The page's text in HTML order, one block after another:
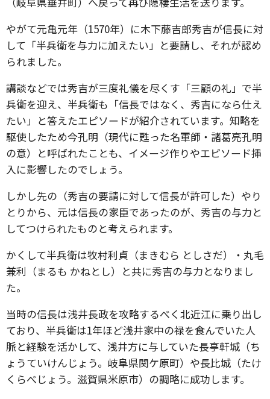
やがて元亀元年（1570年）に木下藤吉郎秀吉が信長に対
して「半兵衛を与力に加えたい」と要請し、それが認め
られました。
講談などでは秀吉が三度礼儀を尽くす「三顧の礼」で半
兵衛を迎え、半兵衛も「信長ではなく、秀吉になら仕え
たい」と答えたエピソードが紹介されています。知略を
駆使したため今孔明（現代に甦った名軍師・諸葛亮孔明
の意）と呼ばれたことも、イメージ作りやエピソード挿
入に影響したのでしょう。
しかし先の（秀吉の要請に対して信長が許可した）やり
とりから、元は信長の家臣であったのが、秀吉の与力と
してつけられたものと考えられます。
かくして半兵衛は牧村利貞（まきむら としさだ）・丸毛
兼利（まるも かねとし）と共に秀吉の与力となりまし
た。
当時の信長は浅井長政を攻略するべく北近江に乗り出し
ており、半兵衛は1年ほど浅井家中の禄を食んでいた人
脈と経験を活かして、浅井方に与していた長亭軒城（ち
ょうていけんじょう。岐阜県関ケ原町）や長比城（たけ
くらべじょう。滋賀県米原市）の調略に成功します。